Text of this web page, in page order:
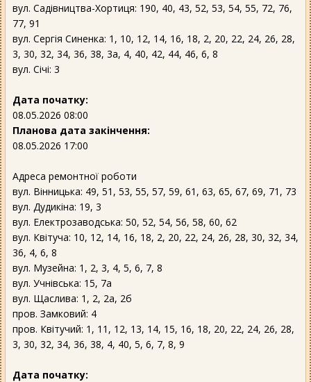
вул. Садівництва-Хортиця: 190, 40, 43, 52, 53, 54, 55, 72, 76,
77, 91
вул. Сергія Синенка: 1, 10, 12, 14, 16, 18, 2, 20, 22, 24, 26, 28,
3, 30, 32, 34, 36, 38, 3а, 4, 40, 42, 44, 46, 6, 8
вул. Січі: 3
Дата початку:
08.05.2026 08:00
Планова дата закінчення:
08.05.2026 17:00
Адреса ремонтної роботи
вул. Вінницька: 49, 51, 53, 55, 57, 59, 61, 63, 65, 67, 69, 71, 73
вул. Дудикіна: 19, 3
вул. Електрозаводська: 50, 52, 54, 56, 58, 60, 62
вул. Квітуча: 10, 12, 14, 16, 18, 2, 20, 22, 24, 26, 28, 30, 32, 34,
36, 4, 6, 8
вул. Музейна: 1, 2, 3, 4, 5, 6, 7, 8
вул. Учнівська: 15, 7а
вул. Щаслива: 1, 2, 2а, 2б
пров. Замковий: 4
пров. Квітучий: 1, 11, 12, 13, 14, 15, 16, 18, 20, 22, 24, 26, 28,
3, 30, 32, 34, 36, 38, 4, 40, 5, 6, 7, 8, 9
Дата початку: